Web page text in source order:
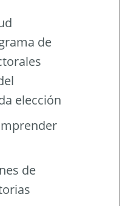
de
elección
de